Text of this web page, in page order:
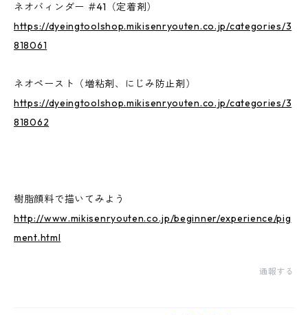
ネオバィンダー ＃41（定着剤）
https://dyeingtoolshop.mikisenryouten.co.jp/categories/3
818061
ネオペースト（増粘剤、にじみ防止剤）
https://dyeingtoolshop.mikisenryouten.co.jp/categories/3
818062
樹脂顔料で描いてみよう
http://www.mikisenryouten.co.jp/beginner/experience/pig
ment.html
通報する